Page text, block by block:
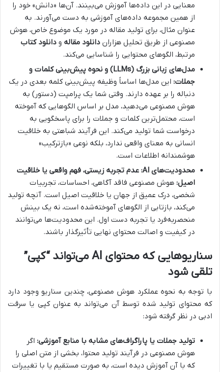
معنایی در این داده‌ها آموزش می‌بینند. آن‌ها «دانش» خود را
از همین مجموعه داده‌های آموزشی به دست می‌آورند. به
عنوان مثال، برای تولید مقاله در مورد یک موضوع خاص، هوش
مصنوعی از طریق تحلیل هزاران دانلود مقاله و دانلود کتاب
مرتبط، الگوهای محتوایی را شناسایی می‌کند.
مدل‌های زبانی بزرگ (LLMs) و نحوه پیش‌بینی کلمات و
جملات: این مدل‌ها اساساً وظیفه پیش‌بینی کلمه بعدی در یک
دنباله را بر عهده دارند. وقتی شما یک پرامپت (دستور) به
هوش مصنوعی می‌دهید، مدل بر اساس الگوهایی که آموخته
است، محتمل‌ترین کلمات و جملات را برای پاسخگویی به
درخواست شما تولید می‌کند. این فرآیند شباهتی به خلاقیت
انسانی به معنای واقعی ندارد، بلکه نوعی «بازترکیب»
هوشمندانه اطلاعات است.
محدودیت‌های AI: عدم تجربه زیستی، فهم واقعی یا خلاقیت
اصیل: هوش مصنوعی فاقد آگاهی، احساسات، تجربیات
شخصی، درک عمیق از جهان یا خلاقیت اصیل است. آنچه تولید
می‌کند، بازتابی از الگوهای آموخته‌شده است، نه یک بینش
منحصربه‌فرد یا تجربه دست اول. این محدودیت‌ها می‌توانند
در کیفیت و اصالت محتوای نهایی تأثیرگذار باشند.
سناریوهایی که محتوای AI می‌تواند “کپی”
تلقی شود
با توجه به نحوه عملکرد هوش مصنوعی، چندین سناریو وجود دارد
که محتوای تولید شده توسط آن می‌تواند به عنوان کپی یا سرقت
ادبی در نظر گرفته شود:
تولید جملات یا پاراگراف‌های مشابه با منابع آموزشی: اگر
هوش مصنوعی در فرآیند تولید محتوا، بخشی از متن اصلی را
که با آن آموزش دیده است، به صورت مستقیم یا با تغییرات